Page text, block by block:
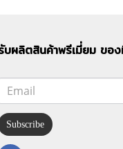
บผลิตสินค้าพรีเมี่ยม ขอ
Subscribe